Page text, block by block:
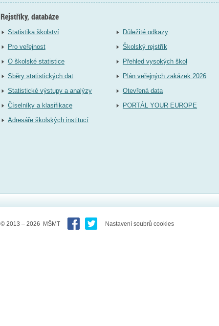
Rejstříky, databáze
Statistika školství
Pro veřejnost
O školské statistice
Sběry statistických dat
Statistické výstupy a analýzy
Číselníky a klasifikace
Adresáře školských institucí
Důležité odkazy
Školský rejstřík
Přehled vysokých škol
Plán veřejných zakázek 2026
Otevřená data
PORTÁL YOUR EUROPE
© 2013 – 2026 MŠMT Nastavení soubrů cookies